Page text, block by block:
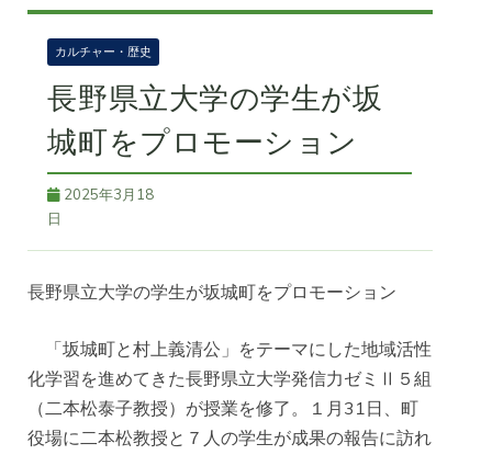
カルチャー・歴史
長野県立大学の学生が坂
城町をプロモーション
2025年3月18
日
長野県立大学の学生が坂城町をプロモーション
「坂城町と村上義清公」をテーマにした地域活性
化学習を進めてきた長野県立大学発信力ゼミⅡ５組
（二本松泰子教授）が授業を修了。１月31日、町
役場に二本松教授と７人の学生が成果の報告に訪れ